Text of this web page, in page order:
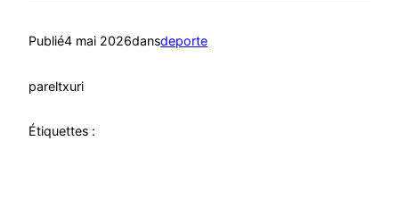
Publié4 mai 2026dansdeporte
pareltxuri
Étiquettes :